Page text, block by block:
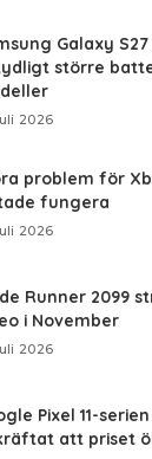
Galaxy
större
2026
problem för
fungera
2026
Runner 2099
i November
2026
Pixel 11-
att priset